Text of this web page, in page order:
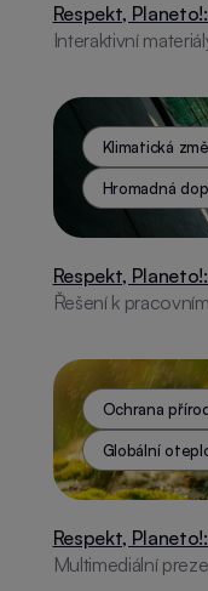
Respekt,
Interaktivní
Zábavné úkoly,
pochopení
Klimatická
Hromadná
Respekt,
Řešení k
Ochrana
Globální
Respekt,
Multimediální